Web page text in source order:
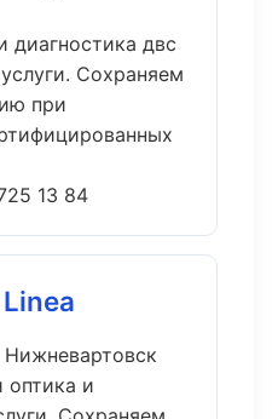
диагностика двс
Сохраняем
при
13 84
оптика и